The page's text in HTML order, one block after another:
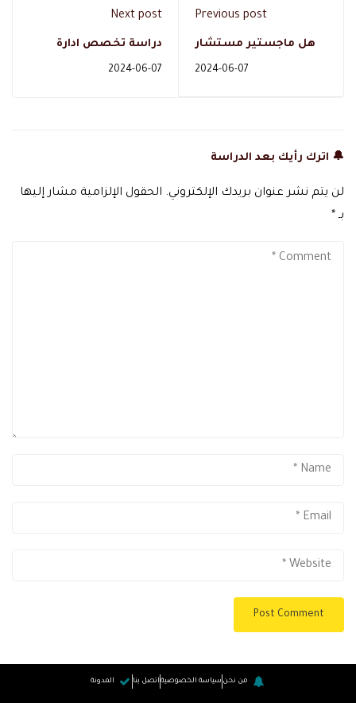
Previous post
هل ماجستير مستشار
2024-06-07
Next post
دراسة تخصص ادارة
2024-06-07
🔔 اترك رأيك بعد الدراسة
لن يتم نشر عنوان بريدك الإلكتروني. الحقول الإلزامية مشار إليها
بـ *
من نحن سياسة الخصوصية اتصل بنا المدونة